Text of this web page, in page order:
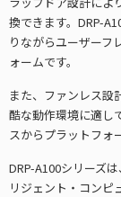
換できます。DRP-
りながらユーザーフ
ォームです。
また、ファンレス設
酷な動作環境に適し
スからプラットフォ
DRP-A100シリーズ
リジェント・コンピ